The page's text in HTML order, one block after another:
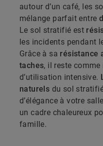
autour d’un café, les
mélange parfait entre
Le sol stratifié est
les incidents pendant
Grâce à sa résistance
taches, il reste
d’utilisation intensive.
naturels du sol
d’élégance à votre
un cadre chaleureux
famille.